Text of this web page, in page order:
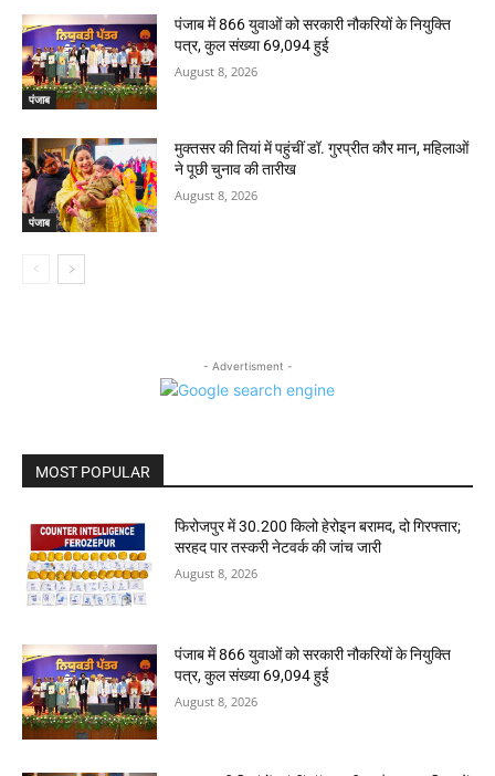
पंजाब
पंजाब में 866 युवाओं को सरकारी नौकरियों के नियुक्ति
पत्र, कुल संख्या 69,094 हुई
August 8, 2026
पंजाब
मुक्तसर की तियां में पहुंचीं डॉ. गुरप्रीत कौर मान, महिलाओं
ने पूछी चुनाव की तारीख
August 8, 2026
- Advertisment -
MOST POPULAR
फिरोजपुर में 30.200 किलो हेरोइन बरामद, दो गिरफ्तार;
सरहद पार तस्करी नेटवर्क की जांच जारी
August 8, 2026
पंजाब में 866 युवाओं को सरकारी नौकरियों के नियुक्ति
पत्र, कुल संख्या 69,094 हुई
August 8, 2026